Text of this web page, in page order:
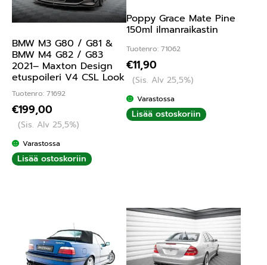
BMW M3 G80 / G81 &
BMW M4 G82 / G83
2021– Maxton Design
etuspoileri V4 CSL Look
Tuotenro: 71692
€199,00
(Sis. Alv 25,5%)
Varastossa
Lisää ostoskoriin
Poppy Grace Mate Pine
150ml ilmanraikastin
Tuotenro: 71062
€11,90
(Sis. Alv 25,5%)
Varastossa
Lisää ostoskoriin